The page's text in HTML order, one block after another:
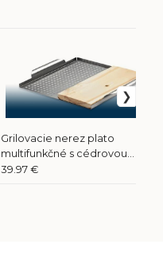
Grilovacie nerez plato
multifunkčné s cédrovou
doskou (70027)
39.97 €